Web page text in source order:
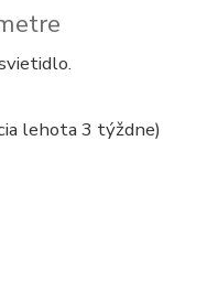
lehota 3 týždne)